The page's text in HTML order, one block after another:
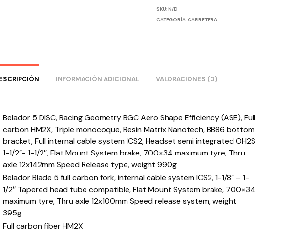
SKU:N/D
CATEGORÍA:CARRETERA
INFORMACIÓN ADICIONAL VALORACIONES (0)
Belador 5 DISC, Racing Geometry BGC Aero Shape Efficiency (ASE), Full
carbon HM2X, Triple monocoque, Resin Matrix Nanotech, BB86 bottom
bracket, Full internal cable system ICS2, Headset semi integrated OH2S
1-1/2″- 1-1/2″, Flat Mount System brake, 700×34 maximum tyre, Thru
axle 12x142mm Speed Release type, weight 990g
Belador Blade 5 full carbon fork, internal cable system ICS2, 1-1/8″ – 1-
1/2″ Tapered head tube compatible, Flat Mount System brake, 700×34
maximum tyre, Thru axle 12x100mm Speed release system, weight
395g
Full carbon fiber HM2X